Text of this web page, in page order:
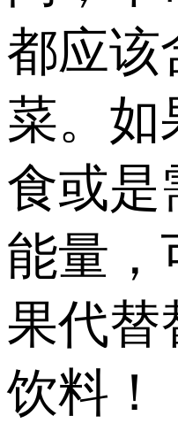
都应该
菜。如
食或是
能量，
果代替
饮料！